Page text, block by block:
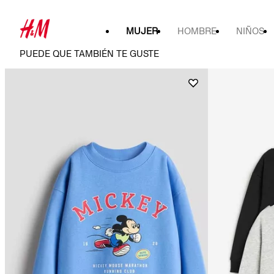
MUJER HOMBRE NIÑOS
PUEDE QUE TAMBIÉN TE GUSTE